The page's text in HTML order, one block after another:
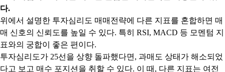
다.
위에서 설명한 투자심리도 매매전략에 다른 지표를 혼합하면 매
매 신호의 신뢰도를 높일 수 있다. 특히 RSI, MACD 등 모멘텀 지
표와의 궁합이 좋은 편이다.
투자심리도가 25선을 상향 돌파했다면, 과매도 상태가 해소되었
다고 보고 매수 포지션을 취할 수 있다. 이 때, 다른 지표는 여전